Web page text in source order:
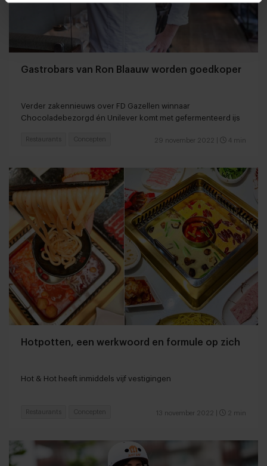
Gastrobars van Ron Blaauw worden goedkoper
Verder zakennieuws over FD Gazellen winnaar
Chocoladebezorgd én Unilever komt met gefermenteerd ijs
29 november 2022 4 min
Restaurants Concepten
Hotpotten, een werkwoord en formule op zich
Hot & Hot heeft inmiddels vijf vestigingen
13 november 2022 2 min
Restaurants Concepten